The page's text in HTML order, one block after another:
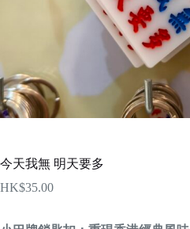
今天我無 明天要多
HK$35.00